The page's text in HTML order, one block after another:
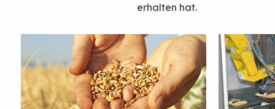
erhalten hat.